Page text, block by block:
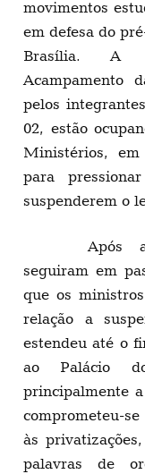
movimentos
em defesa do
Brasília. A
Acampamento
pelos
02, estão
Ministérios,
para
suspenderem o
Após
seguiram em
que os
relação a
estendeu até o
ao Palácio
principalmente
comprometeu-
às
palavras de